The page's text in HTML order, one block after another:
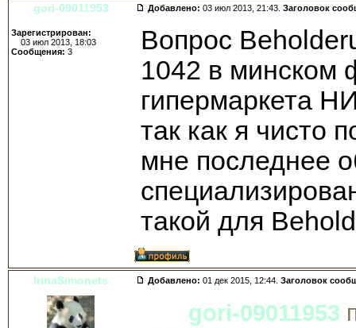
gori-09011953 Добавлено: 03 июл 2013, 21:43. Заголовок
Зарегистрирован:
03 июл 2013, 18:03
Сообщения: 3
Вопрос
1042 в минском
гипермаркета
так как я чисто
мне последнее
такой для
IrinaSimonets Добавлено: 01 дек 2015, 12:44. Заголовок
gori-09011953